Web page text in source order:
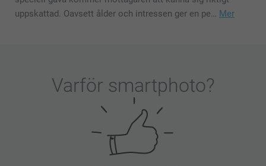
uppskattad. Oavsett ålder och intressen ger en pe… Mer
Varför smartphoto?